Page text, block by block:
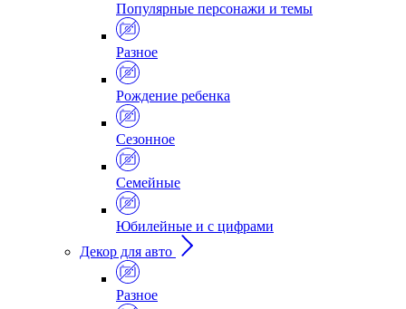
Популярные персонажи и темы
Разное
Рождение ребенка
Сезонное
Семейные
Юбилейные и с цифрами
Декор для авто
Разное